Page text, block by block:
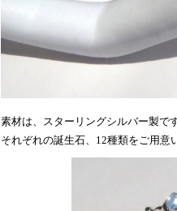
素材は、スターリングシルバー製です
それぞれの誕生石、12種類をご用意